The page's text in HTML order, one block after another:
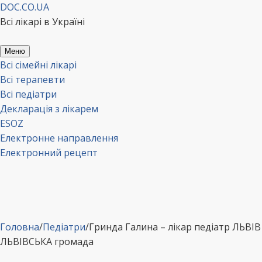
Перейти
до
DOC.CO.UA
Всі лікарі в Україні
Меню
Всі сімейні лікарі
Всі терапевти
Всі педіатри
Декларація з лікарем
ESOZ
Електронне направлення
Електронний рецепт
Головна/Педіатри/Гринда Галина – лікар педіатр ЛЬВІВ
ЛЬВІВСЬКА громада